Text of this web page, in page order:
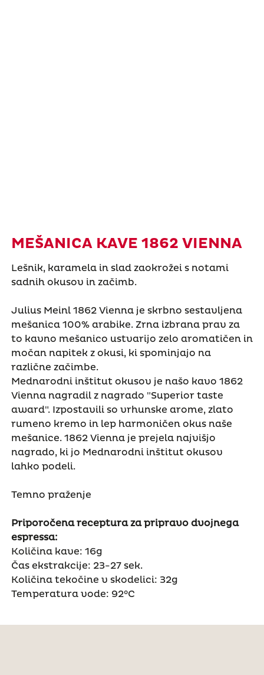
MEŠANICA KAVE 1862 VIENNA
Lešnik, karamela in slad zaokrožei s notami
sadnih okusov in začimb.
Julius Meinl 1862 Vienna je skrbno sestavljena
mešanica 100% arabike. Zrna izbrana prav za
to kavno mešanico ustvarijo zelo aromatičen in
močan napitek z okusi, ki spominjajo na
različne začimbe.
Mednarodni inštitut okusov je našo kavo 1862
Vienna nagradil z nagrado "Superior taste
award". Izpostavili so vrhunske arome, zlato
rumeno kremo in lep harmoničen okus naše
mešanice. 1862 Vienna je prejela najvišjo
nagrado, ki jo Mednarodni inštitut okusov
lahko podeli.
Temno praženje
Priporočena receptura za pripravo dvojnega
espressa:
Količina kave: 16g
Čas ekstrakcije: 23-27 sek.
Količina tekočine v skodelici: 32g
Temperatura vode: 92°C